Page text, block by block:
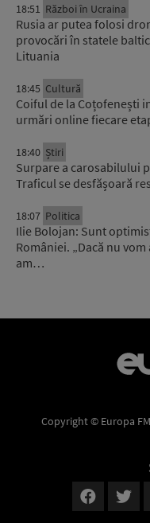
18:51 Război în Ucraina
Rusia ar putea folosi
provocări în statele
Lituania
18:45 Cultură
Coiful de la Coțofenești
urmări online fiecare
18:40 Știri
Surpare a carosabilului
Traficul se desfășoară
18:07 Politica
Ilie Bolojan: Sunt
României. „Dacă nu
am…
Copyright © Europa